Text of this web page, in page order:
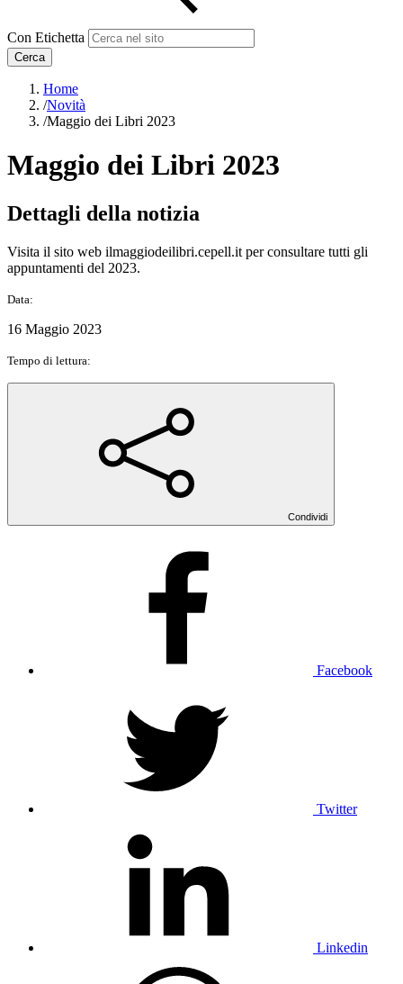
Con Etichetta
Cerca
Home
/Novità
/Maggio dei Libri 2023
Maggio dei Libri 2023
Dettagli della notizia
Visita il sito web ilmaggiodeilibri.cepell.it per consultare tutti gli
appuntamenti del 2023.
Data:
16 Maggio 2023
Tempo di lettura:
Condividi
Facebook
Twitter
Linkedin